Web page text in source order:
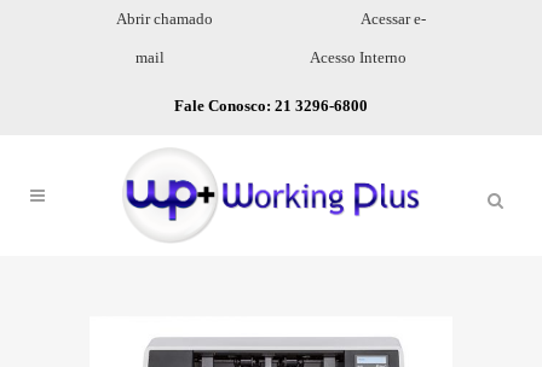
Abrir chamado Acessar e-
mail Acesso Interno
Fale Conosco: 21 3296-6800